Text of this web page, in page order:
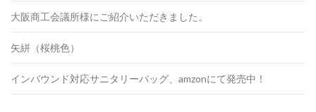
大阪商工会議所様にご紹介いただきました。
矢絣（桜桃色）
インバウンド対応サニタリーバッグ、amzonにて発売中！